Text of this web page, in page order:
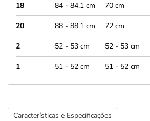
18 84 - 84.1 cm 70 cm
20 88 - 88.1 cm 72 cm
2 52 - 53 cm 52 - 53 cm
1 51 - 52 cm 51 - 52 cm
Características e Especificações